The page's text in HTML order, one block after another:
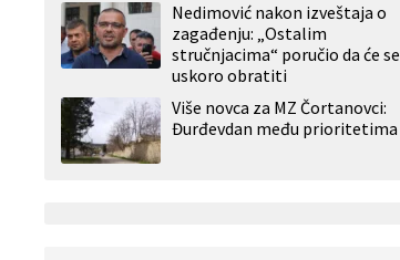
Nedimović nakon izveštaja o
zagađenju: „Ostalim
stručnjacima“ poručio da će se
uskoro obratiti
Više novca za MZ Čortanovci:
Đurđevdan među prioritetima